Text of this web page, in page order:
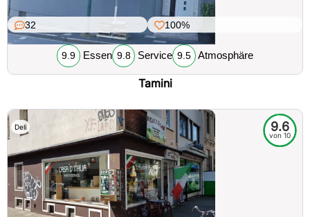
32 100%
9.9 Essen 9.8 Service 9.5 Atmosphäre
Tamini
Deli 9.6
von 10